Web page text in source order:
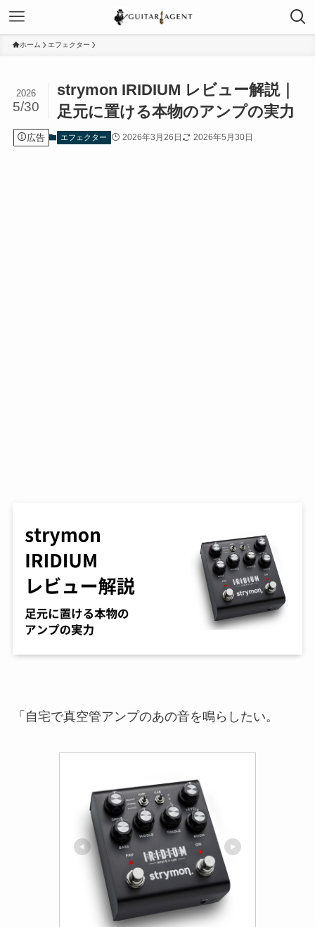
ホーム エフェクター
strymon IRIDIUM レビュー解説｜
足元に置ける本物のアンプの実力
2026
5/30
広告 エフェクター 2026年3月26日 2026年5月30日
「自宅で真空管アンプのあの音を鳴らしたい。